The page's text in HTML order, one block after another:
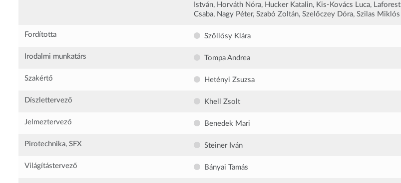
István, Horváth Nóra, Hucker Katalin, Kis-Kovács Luca, Laforest
Csaba, Nagy Péter, Szabó Zoltán, Szelőczey Dóra, Szilas Miklós
Fordította Szőllősy Klára
Irodalmi munkatárs Tompa Andrea
Szakértő Hetényi Zsuzsa
Díszlettervező Khell Zsolt
Jelmeztervező Benedek Mari
Pirotechnika, SFX Steiner Iván
Világítástervező Bányai Tamás